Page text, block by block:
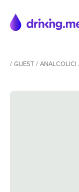
/ GUEST / ANALCOLICI